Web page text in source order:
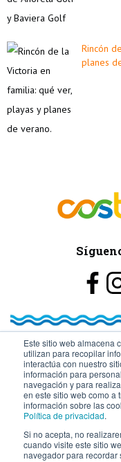
Este sitio web almacena
utilizan para recopilar
interactúa con nuestro
información para
navegación y para
en este sitio web como a
información sobre las
Política de privacidad.
Si no acepta, no
cuando visite este sitio
navegador para recordar
Rincón
planes
© Turismo y